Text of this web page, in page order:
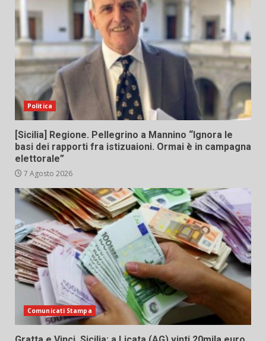
Politica
[Sicilia] Regione. Pellegrino a Mannino “Ignora le
basi dei rapporti fra istizuaioni. Ormai è in campagna
elettorale”
7 Agosto 2026
Comunicati Stampa